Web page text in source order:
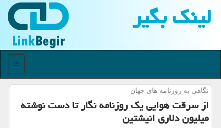
لینك بگیر
منو
نگاهی به روزنامه های جهان
از سرقت هوایی یك روزنامه نگار تا دست نوشته
میلیون دلاری انیشتین